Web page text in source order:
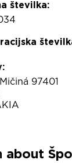
številka:
97401
about